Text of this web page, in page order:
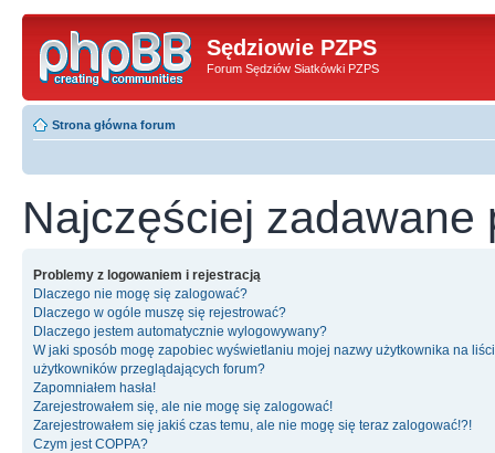
Sędziowie PZPS
Forum Sędziów Siatkówki PZPS
Strona główna forum
Najczęściej zadawane
Problemy z logowaniem i rejestracją
Dlaczego nie mogę się zalogować?
Dlaczego w ogóle muszę się rejestrować?
Dlaczego jestem automatycznie wylogowywany?
W jaki sposób mogę zapobiec wyświetlaniu mojej nazwy użytkownika na
użytkowników przeglądających forum?
Zapomniałem hasła!
Zarejestrowałem się, ale nie mogę się zalogować!
Zarejestrowałem się jakiś czas temu, ale nie mogę się teraz zalogować!?!
Czym jest COPPA?